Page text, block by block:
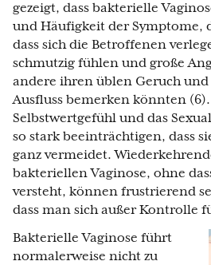
gezeigt, dass bakterielle
und Häufigkeit der Symptome,
dass sich die Betroffenen
schmutzig fühlen und große
andere ihren üblen Geruch
Ausfluss bemerken könnten
Selbstwertgefühl und das
so stark beeinträchtigen, dass
ganz vermeidet.
bakteriellen Vaginose, ohne
versteht, können frustrierend
dass man sich außer Kontrolle
Bakterielle Vaginose führt
normalerweise nicht zu